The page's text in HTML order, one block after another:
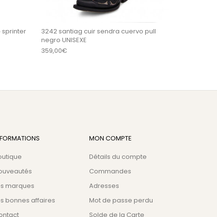
sprinter
3242 santiag cuir sendra cuervo pull
negro UNISEXE
359,00€
marques
bonnes affaires
MON COMPTE
Détails du compte
Commandes
Adresses
Mot de passe perdu
Solde de la Carte